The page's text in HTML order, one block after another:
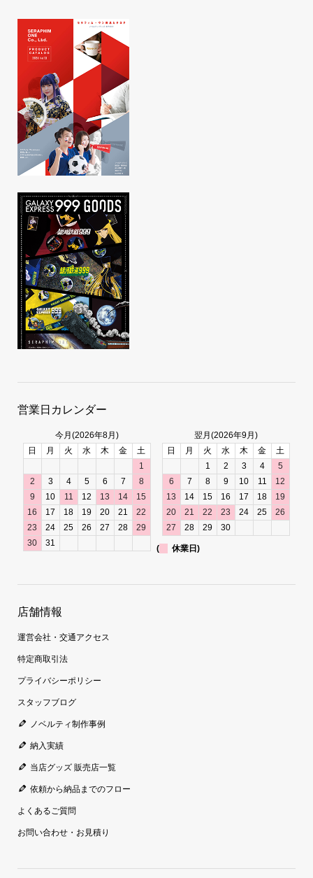
営業日カレンダー
今月(2026年8月)
日
月 火 水 木 金
土
1
2
3 4 5 6 7
8
9
10 11 12 13 14
15
16
17 18 19 20 21
22
23
24 25 26 27 28
29
30
31
翌月(2026年9月)
日
月 火 水 木 金
土
1
2 3 4
5
6
7 8 9 10 11
12
13
14 15 16 17 18
19
20
21 22 23 24 25
26
27
28 29 30
( 休業日)
店舗情報
運営会社・交通アクセス
特定商取引法
プライバシーポリシー
スタッフブログ
ノベルティ制作事例
納入実績
当店グッズ 販売店一覧
依頼から納品までのフロー
よくあるご質問
お問い合わせ・お見積り